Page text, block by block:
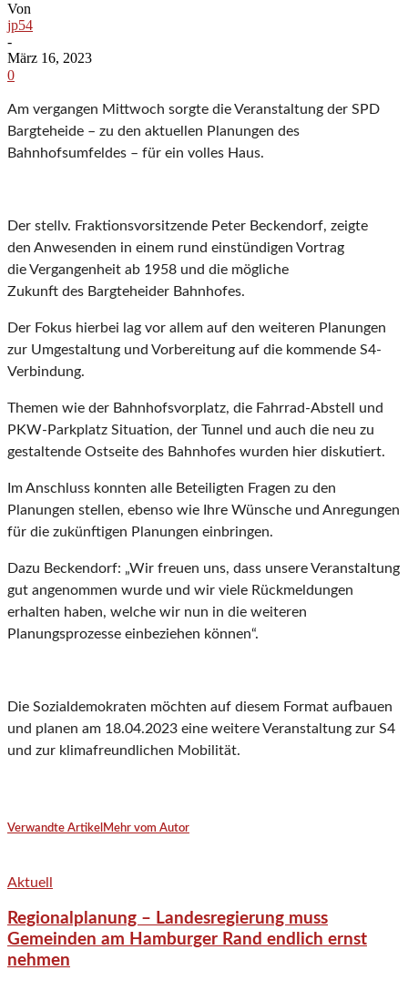
Von
jp54
-
März 16, 2023
0
Am vergangen Mittwoch sorgte die Veranstaltung der SPD
Bargteheide – zu den aktuellen Planungen des
Bahnhofsumfeldes – für ein volles Haus.
Der stellv. Fraktionsvorsitzende Peter Beckendorf, zeigte
den Anwesenden in einem rund einstündigen Vortrag
die Vergangenheit ab 1958 und die mögliche
Zukunft des Bargteheider Bahnhofes.
Der Fokus hierbei lag vor allem auf den weiteren Planungen
zur Umgestaltung und Vorbereitung auf die kommende S4-
Verbindung.
Themen wie der Bahnhofsvorplatz, die Fahrrad-Abstell und
PKW-Parkplatz Situation, der Tunnel und auch die neu zu
gestaltende Ostseite des Bahnhofes wurden hier diskutiert.
Im Anschluss konnten alle Beteiligten Fragen zu den
Planungen stellen, ebenso wie Ihre Wünsche und Anregungen
für die zukünftigen Planungen einbringen.
Dazu Beckendorf: „Wir freuen uns, dass unsere Veranstaltung
gut angenommen wurde und wir viele Rückmeldungen
erhalten haben, welche wir nun in die weiteren
Planungsprozesse einbeziehen können“.
Die Sozialdemokraten möchten auf diesem Format aufbauen
und planen am 18.04.2023 eine weitere Veranstaltung zur S4
und zur klimafreundlichen Mobilität.
Verwandte Artikel Mehr vom Autor
Aktuell
Regionalplanung – Landesregierung muss
Gemeinden am Hamburger Rand endlich ernst
nehmen